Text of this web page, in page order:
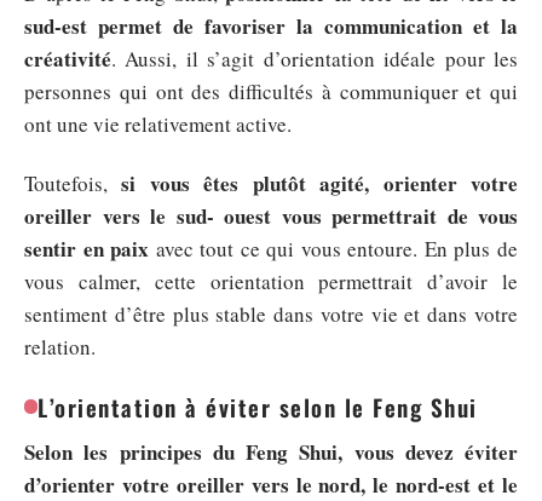
sud-est permet de favoriser la communication et la
créativité. Aussi, il s’agit d’orientation idéale pour les
personnes qui ont des difficultés à communiquer et qui
ont une vie relativement active.
Toutefois,si vous êtes plutôt agité, orienter votre
oreiller vers le sud- ouest vous permettrait de vous
sentir en paix avec tout ce qui vous entoure. En plus de
vous calmer, cette orientation permettrait d’avoir le
sentiment d’être plus stable dans votre vie et dans votre
relation.
L’orientation à éviter selon le Feng Shui
Selon les principes du Feng Shui, vous devez éviter
d’orienter votre oreiller vers le nord, le nord-est et le